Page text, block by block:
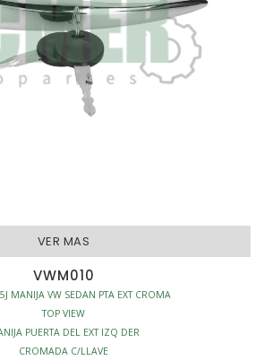
VER MAS
VWM010
MANIJA VW SEDAN PTA EXT CROMA
TOP VIEW
PUERTA DEL EXT IZQ DER
CROMADA C/LLAVE